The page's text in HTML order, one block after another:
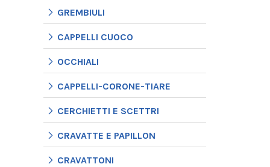
GREMBIULI
CAPPELLI CUOCO
OCCHIALI
CAPPELLI-CORONE-TIARE
CERCHIETTI E SCETTRI
CRAVATTE E PAPILLON
CRAVATTONI